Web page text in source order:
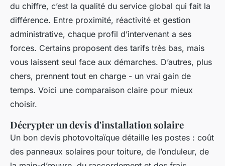
du chiffre, c’est la qualité du service global qui fait la
différence. Entre proximité, réactivité et gestion
administrative, chaque profil d’intervenant a ses
forces. Certains proposent des tarifs très bas, mais
vous laissent seul face aux démarches. D’autres, plus
chers, prennent tout en charge - un vrai gain de
temps. Voici une comparaison claire pour mieux
choisir.
Décrypter un devis d'installation solaire
Un bon devis photovoltaïque détaille les postes : coût
des panneaux solaires pour toiture, de l’onduleur, de